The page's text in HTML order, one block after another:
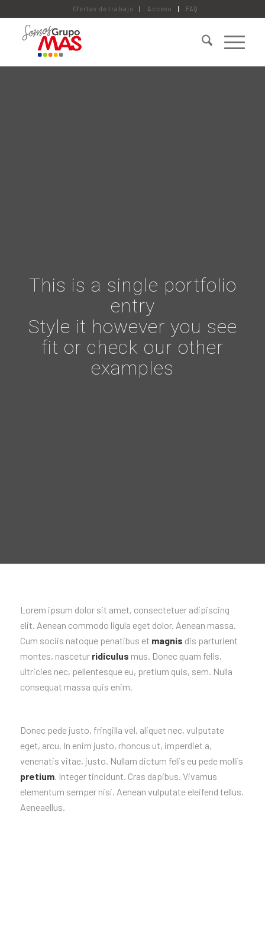
Ofertas de trabajo Acceso FAQ
This is a single portfolio
entry
Style it however you see
fit or check our other
examples
Lorem ipsum dolor sit amet, consectetuer adipiscing
elit. Aenean commodo ligula eget dolor. Aenean massa.
Cum sociis natoque penatibus et magnis dis parturient
montes, nascetur ridiculus mus. Donec quam felis,
ultricies nec, pellentesque eu, pretium quis, sem. Nulla
consequat massa quis enim.
Donec pede justo, fringilla vel, aliquet nec, vulputate
eget, arcu. In enim justo, rhoncus ut, imperdiet a,
venenatis vitae, justo. Nullam dictum felis eu pede mollis
pretium. Integer tincidunt. Cras dapibus. Vivamus
elementum semper nisi. Aenean vulputate eleifend tellus.
Aeneaellus.